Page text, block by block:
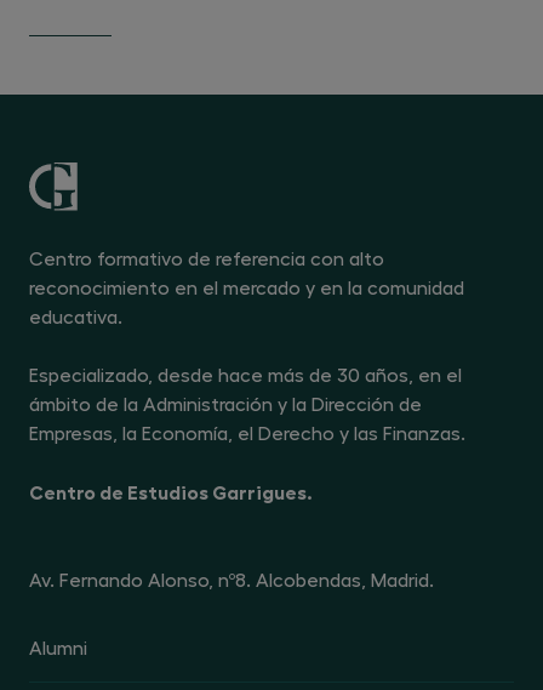
Centro formativo de referencia con alto
reconocimiento en el mercado y en la comunidad
educativa.
Especializado, desde hace más de 30 años, en el
ámbito de la Administración y la Dirección de
Empresas, la Economía, el Derecho y las Finanzas.
Centro de Estudios Garrigues.
Av. Fernando Alonso, nº8. Alcobendas, Madrid.
Alumni